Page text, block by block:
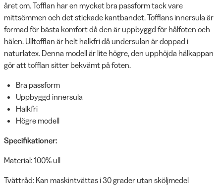
året om. Tofflan har en mycket bra passform tack vare
mittsömmen och det stickade kantbandet. Tofflans innersula är
formad för bästa komfort då den är uppbyggd för hålfoten och
hälen. Ulltofflan är helt halkfri då undersulan är doppad i
naturlatex. Denna modell är lite högre, den upphöjda hälkappan
gör att tofflan sitter bekvämt på foten.
Bra passform
Uppbyggd innersula
Halkfri
Högre modell
Specifikationer:
Material: 100% ull
Tvättråd: Kan maskintvättas i 30 grader utan sköljmedel